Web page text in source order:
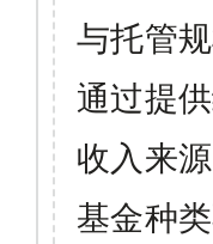
与托管
通过提
收入来
基金种